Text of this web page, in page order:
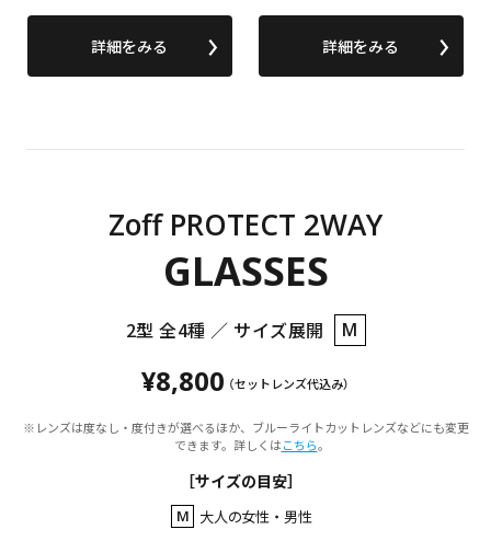
詳細をみる 詳細をみる
Zoff PROTECT 2WAY
GLASSES
2型 全4種 ／ サイズ展開 M
¥8,800 （セットレンズ​代込み）
※レンズは度なし・度付きが選べるほか、ブルーライトカットレンズなどにも変更
できます。詳しくはこちら。
［サイズの目安］
M 大人の女性・男性